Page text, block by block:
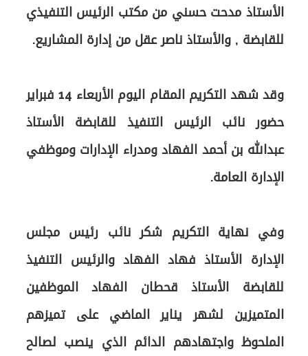
الأستاذ مدحت حسني من مكتب الرئيس التنفيذي
وقد شهد التكريم المقام اليوم الأربعاء 14 فبراير
حضور نائب الرئيس التنفيذ للقابضة الأستاذ
عبدالله بن أحمد الفهاد ومدراء الإدارات وموظفي
وفي نهاية التكريم شكر نائب رئيس مجلس
الإدارة الأستاذ فهاد الفهاد والرئيس التنفيذ
للقابضة الأستاذ قحطان الفهاد الموظفين
المتميزين لشهر يناير الماضي على تميزهم
الملحوظ واجتهادهم الدائم الذي ينصب لصالح